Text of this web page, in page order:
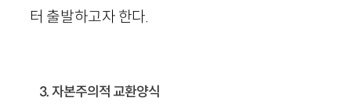
터 출발하고자 한다.
3. 자본주의적 교환양식